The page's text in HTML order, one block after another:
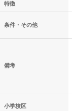
特徴
条件・その他
備考
小学校区